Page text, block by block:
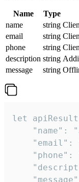
Name Type
name
string
email
string
phone
string
description string
message
string
let apiResult
"name":
"email":
"phone":